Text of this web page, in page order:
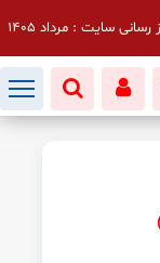
رسانی سایت : مرداد 1405